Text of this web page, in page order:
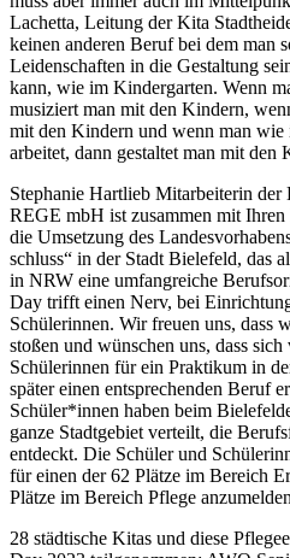
Lachetta, Leitung der Kita
keinen anderen Beruf bei dem man
Leidenschaften in die Gestaltung
kann, wie im Kindergarten. Wenn
musiziert man mit den Kindern,
mit den Kindern und wenn man
arbeitet, dann gestaltet man mit den
Stephanie Hartlieb Mitarbeiterin
REGE mbH ist zusammen mit
die Umsetzung des
schluss“ in der Stadt Bielefeld, das
in NRW eine umfangreiche
Day trifft einen Nerv, bei
Schülerinnen. Wir freuen uns, dass
stoßen und wünschen uns, dass
Schülerinnen für ein Praktikum in
später einen entsprechenden Beruf
Schüler*innen haben beim
ganze Stadtgebiet verteilt, die
entdeckt. Die Schüler und
für einen der 62 Plätze im Bereich
Plätze im Bereich Pflege
28 städtische Kitas und diese